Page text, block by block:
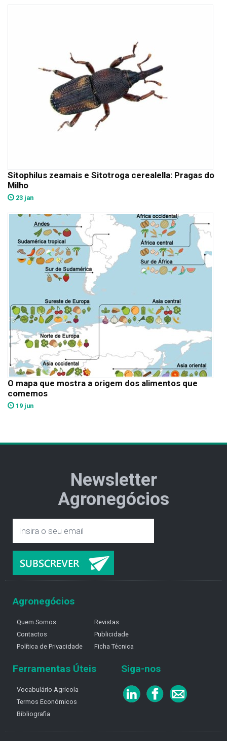
Sitophilus zeamais e Sitotroga cerealella: Pragas do
Milho
23 jan
O mapa que mostra a origem dos alimentos que
comemos
19 jun
Newsletter
Agronegócios
Agronegócios
Quem Somos
Contactos
Política de Privacidade
Revistas
Publicidade
Ficha Técnica
Ferramentas Úteis
Vocabulário Agricola
Termos Económicos
Bibliografia
Siga-nos